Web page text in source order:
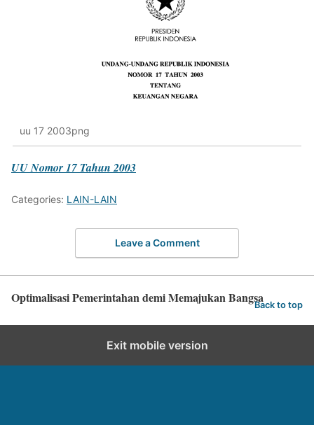
uu 17 2003png
UU Nomor 17 Tahun 2003
Categories: LAIN-LAIN
Leave a Comment
Optimalisasi Pemerintahan demi Memajukan BangsaBack to top
Exit mobile version